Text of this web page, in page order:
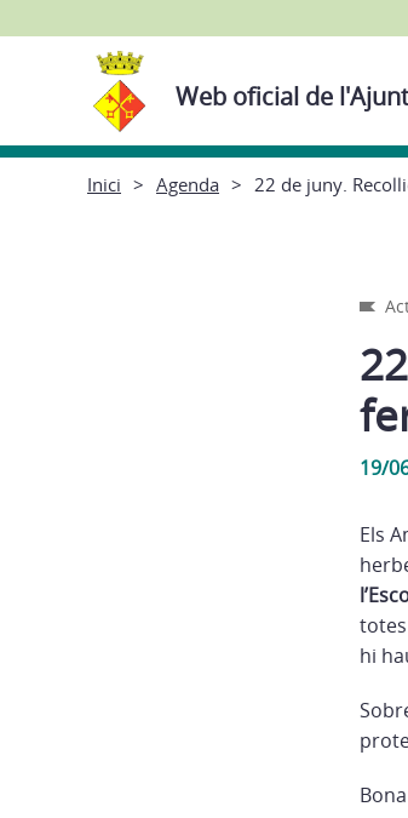
Web oficial de
Inici Agenda 22 de juny.
19/
Els
hi